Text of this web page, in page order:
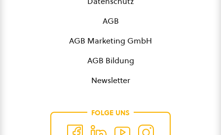
AGB
AGB Marketing GmbH
AGB Bildung
Newsletter
FOLGE UNS